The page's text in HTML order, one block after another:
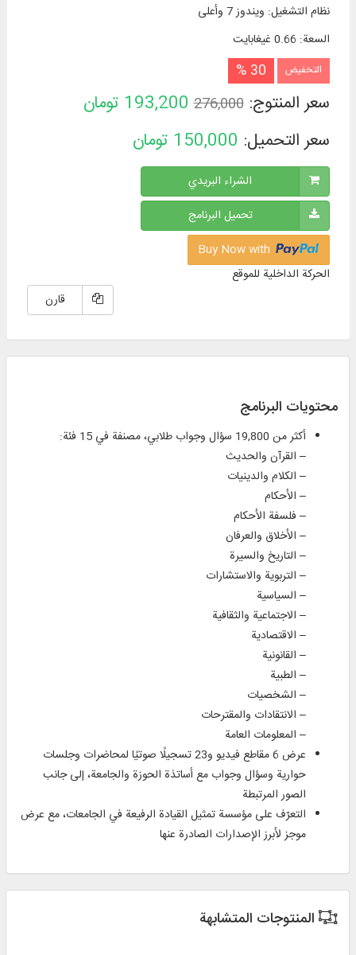
نظام التشغیل: ويندوز 7 وأعلی
السعة: 0.66 غيغابايت
التخفيض 30 %
سعر المنتوج:276,000
193,200 تومان
سعر التحميل: 150,000 تومان
الشراء البريدي
تحميل البرنامج
الحركة الداخلية للموقع
قارن
محتويات البرنامج
أكثر من 19,800 سؤال وجواب طلابي، مصنفة في 15 فئة:
– القرآن والحديث
– الكلام والدينيات
– الأحكام
– فلسفة الأحكام
– الأخلاق والعرفان
– التاريخ والسيرة
– التربوية والاستشارات
– السياسية
– الاجتماعية والثقافية
– الاقتصادية
– القانونية
– الطبية
– الشخصيات
– الانتقادات والمقترحات
– المعلومات العامة
عرض 6 مقاطع فيديو و23 تسجيلًا صوتيًا لمحاضرات وجلسات
حوارية وسؤال وجواب مع أساتذة الحوزة والجامعة، إلى جانب
الصور المرتبطة
التعرّف على مؤسسة تمثيل القيادة الرفيعة في الجامعات، مع عرض
موجز لأبرز الإصدارات الصادرة عنها
المنتوجات المتشابهة